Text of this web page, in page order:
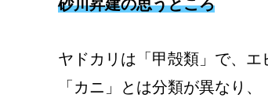
砂川昇建の思うところ
ヤドカリは「甲殻類」で、
「カニ」とは分類が異なり